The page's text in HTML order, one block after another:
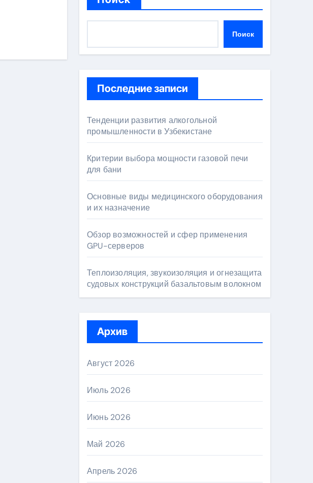
Поиск
Последние записи
Тенденции развития алкогольной
промышленности в Узбекистане
Критерии выбора мощности газовой печи
для бани
Основные виды медицинского оборудования
и их назначение
Обзор возможностей и сфер применения
GPU-серверов
Теплоизоляция, звукоизоляция и огнезащита
судовых конструкций базальтовым волокном
Архив
Август 2026
Июль 2026
Июнь 2026
Май 2026
Апрель 2026